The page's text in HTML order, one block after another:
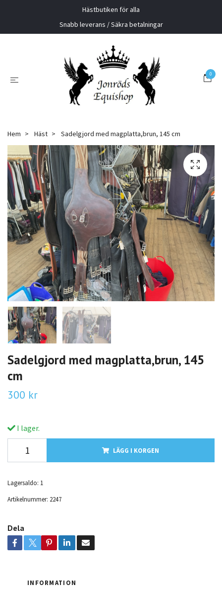
Hästbutiken för alla
Snabb leverans / Säkra betalningar
0
Hem Häst Sadelgjord med magplatta,brun, 145 cm
Sadelgjord med magplatta,brun, 145
cm
300 kr
I lager.
LÄGG I KORGEN
Lagersaldo: 1
Artikelnummer: 2247
Dela
INFORMATION